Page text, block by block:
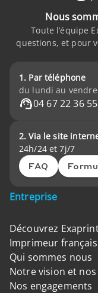
Nous
Toute l’équipe
questions, et pour
1. Par téléphone
du lundi au
04 67 22 36 55
2. Via le site
24h/24 et 7j/7
FAQ
Entreprise
Découvrez
Imprimeur français
Qui sommes nous
Notre vision et
Nos engagements